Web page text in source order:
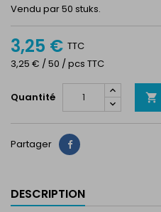
Vendu par 50 stuks.
3,25 € TTC
3,25 € / 50 / pcs TTC
Quantité 
Partager Partager
DESCRIPTION